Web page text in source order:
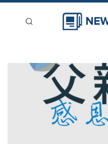
新聞稿分類